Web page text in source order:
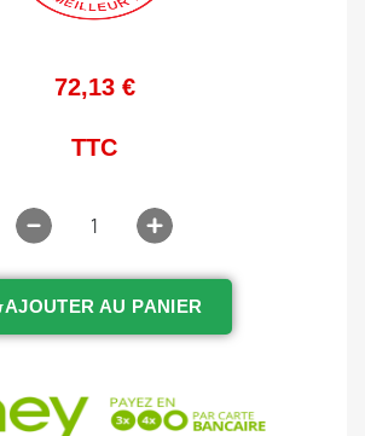
72,13 €
TTC
AJOUTER AU PANIER